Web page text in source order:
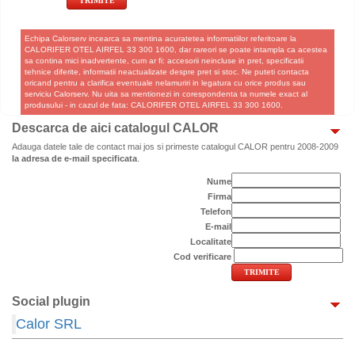
Echipa Calorserv incearca sa mentina acuratetea informatiilor referitoare la
CALORIFER OTEL AIRFEL 33 300 1600, dar rareori se poate intampla ca acestea
sa contina mici inadvertente, cum ar fi: accesorii neincluse in pret, specificatii
tehnice diferite, informatii neactualizate despre pret si stoc. Ne puteti contacta
oricand pentru a clarifica eventuale nelamuriri in legatura cu orice produs sau
serviciu Calorserv. Nu uita sa mentionezi in corespondenta ta numele exact al
produsului - in cazul de fata: CALORIFER OTEL AIRFEL 33 300 1600.
Descarca de aici catalogul CALOR
Adauga datele tale de contact mai jos si primeste catalogul CALOR pentru 2008-2009
la adresa de e-mail specificata
Nume
Firma
Telefon
E-mail
Localitate
Cod verificare
Social plugin
Calor SRL